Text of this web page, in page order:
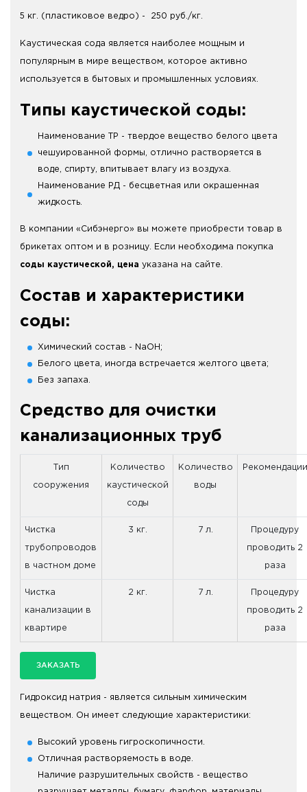
5 кг. (пластиковое ведро) - 250 руб./кг.
Каустическая сода является наиболее мощным и
популярным в мире веществом, которое активно
используется в бытовых и промышленных условиях.
Типы каустической соды:
Наименование ТР - твердое вещество белого цвета
чешуированной формы, отлично растворяется в
воде, спирту, впитывает влагу из воздуха.
Наименование РД - бесцветная или окрашенная
жидкость.
В компании «Сибэнерго» вы можете приобрести товар в
брикетах оптом и в розницу. Если необходима покупка
соды каустической, цена указана на сайте.
Состав и характеристики
соды:
Химический состав - NaOH;
Белого цвета, иногда встречается желтого цвета;
Без запаха.
Средство для очистки
канализационных труб
Тип
сооружения
Количество
каустической
соды
Количество
воды
Рекомендации
Чистка
трубопроводов
в частном доме
3 кг. 7 л. Процедуру
проводить 2
раза
Чистка
канализации в
квартире
2 кг. 7 л. Процедуру
проводить 2
раза
ЗАКАЗАТЬ
Гидроксид натрия - является сильным химическим
веществом. Он имеет следующие характеристики:
Высокий уровень гигроскопичности.
Отличная растворяемость в воде.
Наличие разрушительных свойств - вещество